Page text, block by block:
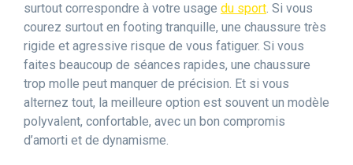
surtout correspondre à votre usage du sport. Si vous
courez surtout en footing tranquille, une chaussure très
rigide et agressive risque de vous fatiguer. Si vous
faites beaucoup de séances rapides, une chaussure
trop molle peut manquer de précision. Et si vous
alternez tout, la meilleure option est souvent un modèle
polyvalent, confortable, avec un bon compromis
d’amorti et de dynamisme.